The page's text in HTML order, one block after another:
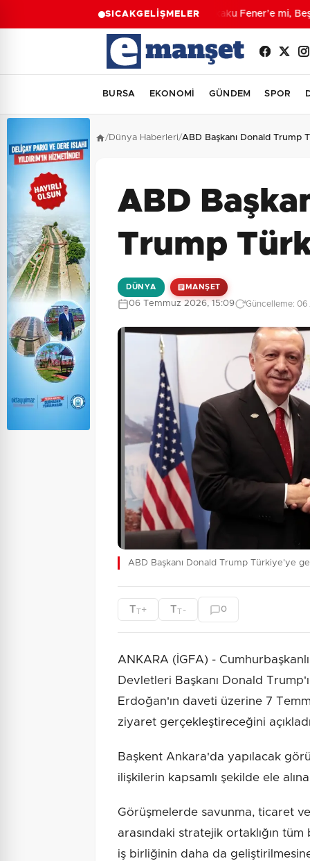
SICAKGELİŞMELERLukaku Fener’e mi,
BURSA EKONOMİ GÜNDEM SPOR
/Dünya Haberleri/ABD Başkanı Donald Trump
ABD
Trump
DÜNYA MANŞET
06 Temmuz 2026, 15:09 Güncelleme: 06
ABD Başkanı Donald Trump Türkiye'ye
TT+ TT - 0
ANKARA (İGFA) -
Devletleri Başkanı Donald
Erdoğan'ın daveti üzerine 7
ziyaret gerçekleştireceğini
Başkent Ankara'da yapılacak
ilişkilerin kapsamlı şekilde ele
Görüşmelerde savunma, ticaret
arasındaki stratejik ortaklığın
iş birliğinin daha da geliştirilmesine